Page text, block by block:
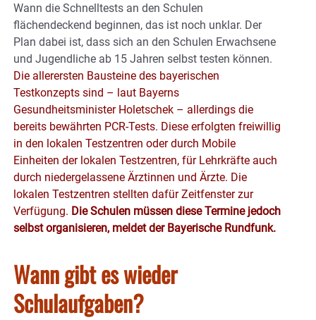
Wann die Schnelltests an den Schulen
flächendeckend beginnen, das ist noch unklar. Der
Plan dabei ist, dass sich an den Schulen Erwachsene
und Jugendliche ab 15 Jahren selbst testen können.
Die allerersten Bausteine des bayerischen
Testkonzepts sind – laut Bayerns
Gesundheitsminister Holetschek – allerdings die
bereits bewährten PCR-Tests. Diese erfolgten freiwillig
in den lokalen Testzentren oder durch Mobile
Einheiten der lokalen Testzentren, für Lehrkräfte auch
durch niedergelassene Ärztinnen und Ärzte. Die
lokalen Testzentren stellten dafür Zeitfenster zur
Verfügung. Die Schulen müssen diese Termine jedoch
selbst organisieren, meldet der Bayerische Rundfunk.
Wann gibt es wieder
Schulaufgaben?